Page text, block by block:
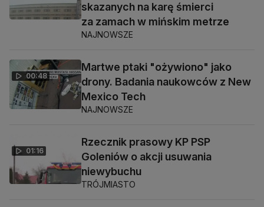
skazanych na karę śmierci
za zamach w mińskim metrze
NAJNOWSZE
00:48
Martwe ptaki "ożywiono" jako
drony. Badania naukowców z New
Mexico Tech
NAJNOWSZE
01:16
Rzecznik prasowy KP PSP
Goleniów o akcji usuwania
niewybuchu
TRÓJMIASTO